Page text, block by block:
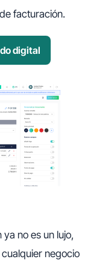
facturación.
digital
no es un lujo,
negocio